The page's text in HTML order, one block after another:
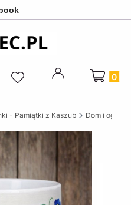
Produkty
- Pamiątki z Kaszub Dom i ogród